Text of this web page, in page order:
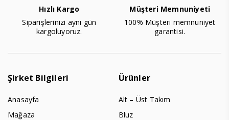
Hızlı Kargo
Siparişlerinizi aynı gün
kargoluyoruz.
Müşteri Memnuniyeti
100% Müşteri memnuniyet
garantisi.
Şirket Bilgileri
Anasayfa
Mağaza
Ürünler
Alt – Üst Takım
Bluz